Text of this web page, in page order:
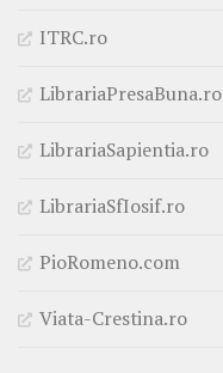
ITRC.ro
LibrariaPresaBuna.ro
LibrariaSapientia.ro
LibrariaSfIosif.ro
PioRomeno.com
Viata-Crestina.ro